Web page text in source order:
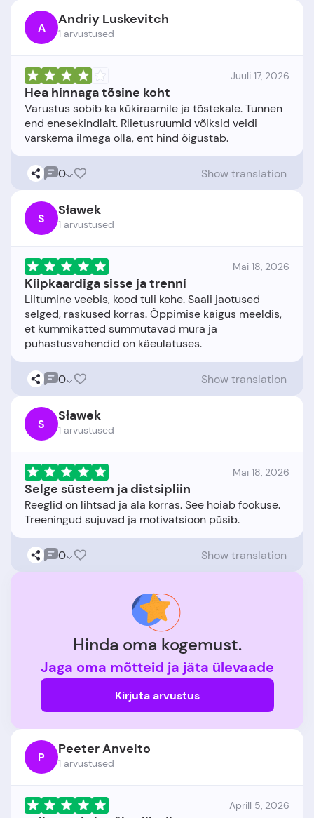
A Andriy Luskevitch
1 arvustused
Juuli 17, 2026
Hea hinnaga tõsine koht
Varustus sobib ka kükiraamile ja tõstekale. Tunnen
end enesekindlalt. Riietusruumid võiksid veidi
0 Show translation
S Sławek
1 arvustused
Mai 18, 2026
Kiipkaardiga sisse ja trenni
Liitumine veebis, kood tuli kohe. Saali jaotused
selged, raskused korras. Õppimise käigus meeldis,
et kummikatted summutavad müra ja
0 Show translation
S Sławek
1 arvustused
Mai 18, 2026
Selge süsteem ja distsipliin
Reeglid on lihtsad ja ala korras. See hoiab fookuse.
0 Show translation
Hinda oma kogemust.
Jaga oma mõtteid ja jäta ülevaade
Kirjuta arvustus
P Peeter Anvelto
1 arvustused
Aprill 5, 2026